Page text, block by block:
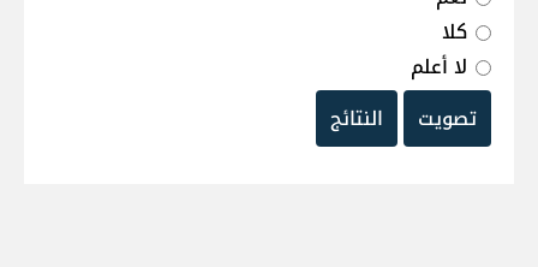
كلا
لا أعلم
تصويت
النتائج